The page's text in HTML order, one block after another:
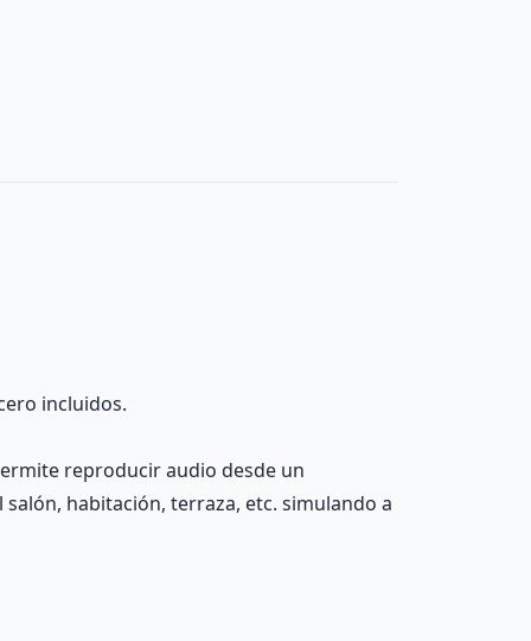
incluidos.
reproducir audio desde un
habitación, terraza, etc. simulando a